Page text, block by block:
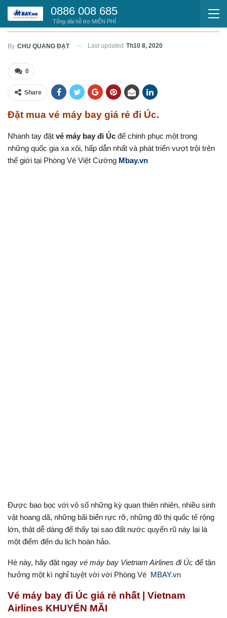
0886 008 685
Tổng đài hỗ trợ MIỄN PHÍ
VÉ MÁY BAY ĐI ÚC
By CHU QUANG ĐẠT Last updated Th10 8, 2020
0
Share
Đặt mua vé máy bay giá rẻ đi Úc.
Nhanh tay đặt vé máy bay đi Úc để chinh phục một trong
những quốc gia xa xôi, hấp dẫn nhất và phát triển vượt trội trên
thế giới tại Phòng Vé Việt Cường Mbay.vn
Được bao bọc với vô số những kỳ quan thiên nhiên, nhiều sinh
vật hoang dã, những bãi biển rực rỡ, những đô thị quốc tế rộng
lớn, thật dễ dàng để thấy tại sao đất nước quyến rũ này lại là
một điểm đến du lịch hoàn hảo.
Hè này, hãy đặt ngay vé máy bay Vietnam Airlines đi Úc để tận
hưởng một kì nghỉ tuyệt vời với Phòng Vé MBAY.vn
Vé máy bay đi Úc giá rẻ nhất | Vietnam
Airlines KHUYẾN MÃI